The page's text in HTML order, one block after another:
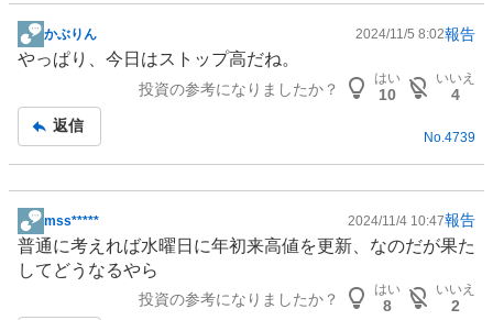
掲
示
事
かぶりん 2024/11/5 8:02報告
やっぱり、今日はストップ高だね。
投資の参考になりましたか？
はい
10
いいえ
4
返信
No. 4739
掲
示
板
mss***** 2024/11/4 10:47報告
普通に考えれば水曜日に年初来高値を更新、なのだが果た
してどうなるやら
投資の参考になりましたか？
はい
8
いいえ
2